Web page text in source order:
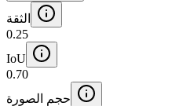
الثقة
0.25
IoU
0.70
حجم الصورة